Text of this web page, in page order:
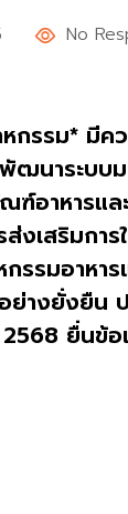
No
กรรม* มีค
ฒนาระบบ
อาหารแล
ส่งเสริมกา
รรมอาหาร
างยั่งยืน ป
ยื่นข้อ